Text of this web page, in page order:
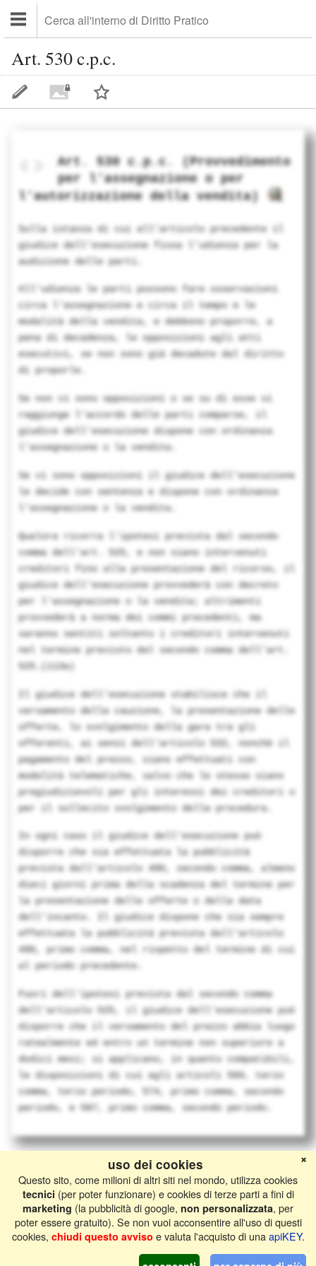
Art. 530 c.p.c.
Art. 530 c.p.c. (Provvedimento
per l'assegnazione o per
l'autorizzazione della vendita)
Sulla istanza di cui all'articolo precedente il
giudice dell'esecuzione fissa l'udienza per la
audizione delle parti.
All'udienza le parti possono fare osservazioni
circa l'assegnazione e circa il tempo e le
modalità della vendita, e debbono proporre, a
pena di decadenza, le opposizioni agli atti
esecutivi, se non sono già decadute dal diritto
di proporle.
Se non vi sono opposizioni o se su di esse si
raggiunge l'accordo delle parti comparse, il
giudice dell'esecuzione dispone con ordinanza
l'assegnazione o la vendita.
Se vi sono opposizioni il giudice dell'esecuzione
le decide con sentenza e dispone con ordinanza
l'assegnazione o la vendita.
Qualora ricorra l'ipotesi prevista dal secondo
comma dell'art. 525, e non siano intervenuti
creditori fino alla presentazione del ricorso, il
giudice dell'esecuzione provvederà con decreto
per l'assegnazione o la vendita; altrimenti
provvederà a norma dei commi precedenti, ma
saranno sentiti soltanto i creditori intervenuti
nel termine previsto dal secondo comma dell'art.
525.(113a)
Il giudice dell'esecuzione stabilisce che il
versamento della cauzione, la presentazione delle
offerte, lo svolgimento della gara tra gli
offerenti, ai sensi dell'articolo 532, nonchè il
pagamento del prezzo, siano effettuati con
modalità telematiche, salvo che le stesse siano
pregiudizievoli per gli interessi dei creditori o
per il sollecito svolgimento della procedura.
In ogni caso il giudice dell'esecuzione può
disporre che sia effettuata la pubblicità
prevista dall'articolo 490, secondo comma, almeno
dieci giorni prima della scadenza del termine per
la presentazione delle offerte o della data
dell'incanto. Il giudice dispone che sia sempre
effettuata la pubblicità prevista dall'articolo
490, primo comma, nel rispetto del termine di cui
al periodo precedente.
Fuori dell'ipotesi prevista dal secondo comma
dell'articolo 525, il giudice dell'esecuzione può
disporre che il versamento del prezzo abbia luogo
ratealmente ed entro un termine non superiore a
dodici mesi; si applicano, in quanto compatibili,
le disposizioni di cui agli articoli 569, terzo
comma, terzo periodo, 574, primo comma, secondo
periodo, e 587, primo comma, secondo periodo.
Ultima modifica 4 anni fa
Diritto Pratico Cellulare‌
Desktop
Il contenuto è disponibile in base alla licenzaCreative Commons
Attribuzione - Condividi allo stesso modo 3.0 Italia , se non
uso dei cookies ❌
Questo sito, come milioni di altri siti nel mondo, utilizza cookies
tecnici (per poter funzionare) e cookies di terze parti a fini di
marketing (la pubblicità di google, non personalizzata, per
poter essere gratuito). Se non vuoi acconsentire all'uso di questi
cookies, chiudi questo avvisoe valuta l'acquisto di unaapiKEY.